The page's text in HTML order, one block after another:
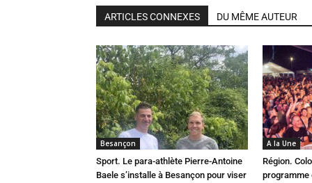
ARTICLES CONNEXES DU MÊME AUTEUR
Besançon
Sport. Le para-athlète Pierre-Antoine
Baele s’installe à Besançon pour viser
A la Une
Région.
programme